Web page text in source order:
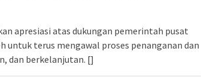
apresiasi atas dukungan pemerintah pusat
untuk terus mengawal proses penanganan dan
dan berkelanjutan. []